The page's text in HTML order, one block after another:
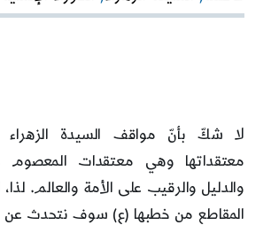
(ع)
لا شكّ بأنّ مواقف السيدة
معتقداتها وهي معتقدات المعصوم
والدليل والرقيب على الأمة والعالم.
المقاطع من خطبها (ع) سوف نتحدث عن